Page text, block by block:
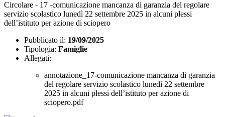
Circolare - 17 -comunicazione mancanza di garanzia del regolare
servizio scolastico lunedì 22 settembre 2025 in alcuni plessi
dell’istituto per azione di sciopero
Pubblicato il: 19/09/2025
Tipologia: Famiglie
Allegati:
annotazione_17-comunicazione mancanza di garanzia
del regolare servizio scolastico lunedì 22 settembre
2025 in alcuni plessi dell’istituto per azione di
sciopero.pdf